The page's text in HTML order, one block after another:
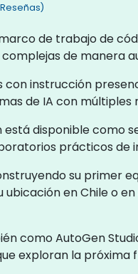
Reseñas)
de trabajo de
de manera
con instrucción
de IA con
disponible como
prácticos de
su primer
ubicación en Chile o
como AutoGen
exploran la próxima